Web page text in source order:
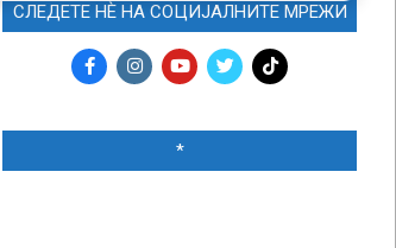
СЛЕДЕТЕ НЀ НА СОЦИЈАЛНИТЕ МРЕЖИ
*